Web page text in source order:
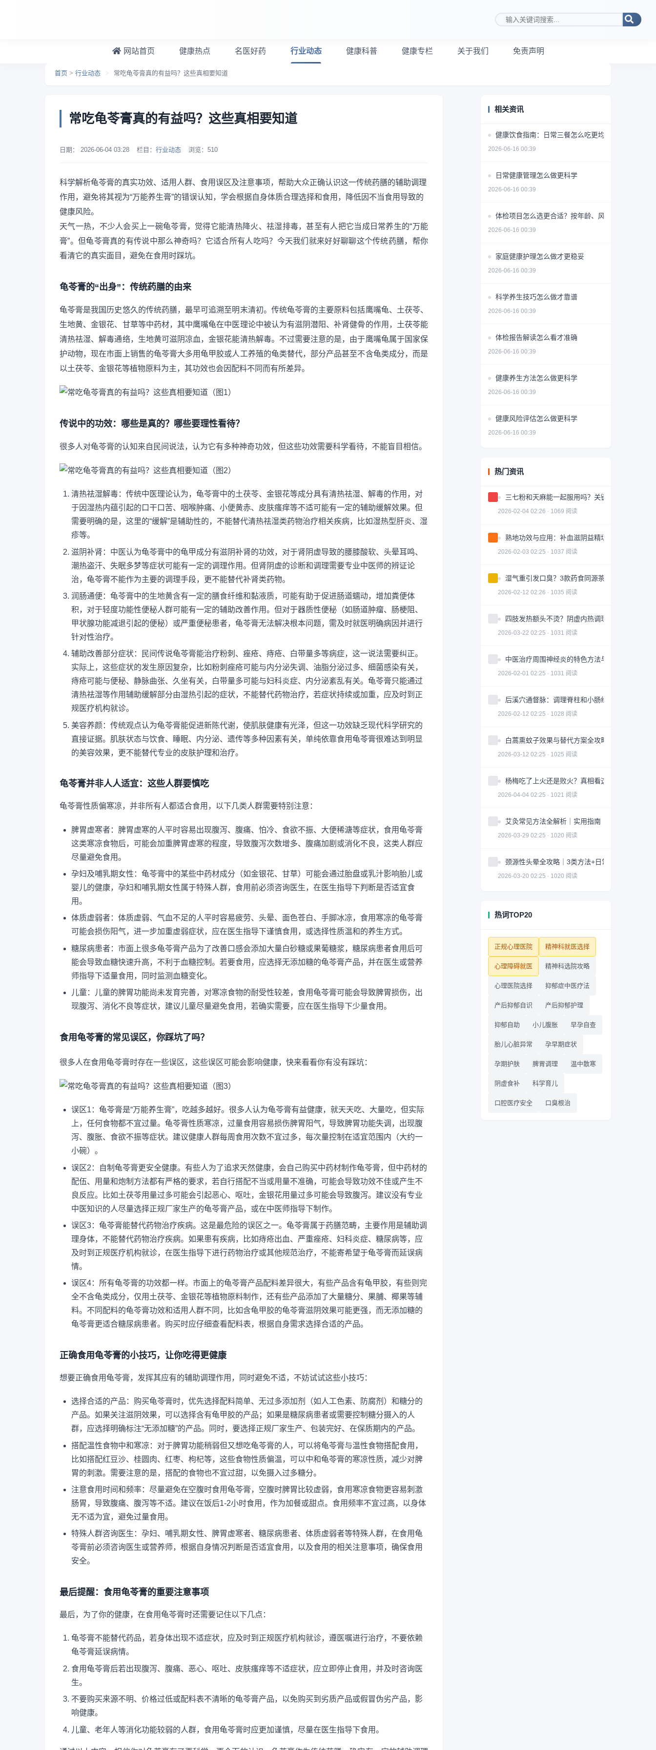
搜索关键词
网站首页 健康热点 名医好药 行业动态 健康科普 健康专栏 关于我们 免责声明
首页 > 行业动态 > 常吃龟苓膏真的有益吗？这些真相要知道
常吃龟苓膏真的有益吗？这些真相要知道
日期： 2026-06-04 03:28 栏目： 行业动态 浏览： 510
科学解析龟苓膏的真实功效、适用人群、食用误区及注意事项，帮助大众正确认识这一传统药膳的辅助调理
作用，避免将其视为“万能养生膏”的错误认知，学会根据自身体质合理选择和食用，降低因不当食用导致的
健康风险。
天气一热，不少人会买上一碗龟苓膏，觉得它能清热降火、祛湿排毒，甚至有人把它当成日常养生的“万能
膏”。但龟苓膏真的有传说中那么神奇吗？它适合所有人吃吗？今天我们就来好好聊聊这个传统药膳，帮你
看清它的真实面目，避免在食用时踩坑。
龟苓膏的“出身”：传统药膳的由来
龟苓膏是我国历史悠久的传统药膳，最早可追溯至明末清初。传统龟苓膏的主要原料包括鹰嘴龟、土茯苓、
生地黄、金银花、甘草等中药材，其中鹰嘴龟在中医理论中被认为有滋阴潜阳、补肾健骨的作用，土茯苓能
清热祛湿、解毒通络，生地黄可滋阴凉血，金银花能清热解毒。不过需要注意的是，由于鹰嘴龟属于国家保
护动物，现在市面上销售的龟苓膏大多用龟甲胶或人工养殖的龟类替代，部分产品甚至不含龟类成分，而是
以土茯苓、金银花等植物原料为主，其功效也会因配料不同而有所差异。
传说中的功效：哪些是真的？哪些要理性看待？
很多人对龟苓膏的认知来自民间说法，认为它有多种神奇功效，但这些功效需要科学看待，不能盲目相信。
清热祛湿解毒：传统中医理论认为，龟苓膏中的土茯苓、金银花等成分具有清热祛湿、解毒的作用，对
于因湿热内蕴引起的口干口苦、咽喉肿痛、小便黄赤、皮肤瘙痒等不适可能有一定的辅助缓解效果。但
需要明确的是，这里的“缓解”是辅助性的，不能替代清热祛湿类药物治疗相关疾病，比如湿热型肝炎、湿
疹等。
滋阴补肾：中医认为龟苓膏中的龟甲成分有滋阴补肾的功效，对于肾阴虚导致的腰膝酸软、头晕耳鸣、
潮热盗汗、失眠多梦等症状可能有一定的调理作用。但肾阴虚的诊断和调理需要专业中医师的辨证论
治，龟苓膏不能作为主要的调理手段，更不能替代补肾类药物。
润肠通便：龟苓膏中的生地黄含有一定的膳食纤维和黏液质，可能有助于促进肠道蠕动，增加粪便体
积，对于轻度功能性便秘人群可能有一定的辅助改善作用。但对于器质性便秘（如肠道肿瘤、肠梗阻、
甲状腺功能减退引起的便秘）或严重便秘患者，龟苓膏无法解决根本问题，需及时就医明确病因并进行
针对性治疗。
辅助改善部分症状：民间传说龟苓膏能治疗粉刺、痤疮、痔疮、白带量多等病症，这一说法需要纠正。
实际上，这些症状的发生原因复杂，比如粉刺痤疮可能与内分泌失调、油脂分泌过多、细菌感染有关，
痔疮可能与便秘、静脉曲张、久坐有关，白带量多可能与妇科炎症、内分泌紊乱有关。龟苓膏只能通过
清热祛湿等作用辅助缓解部分由湿热引起的症状，不能替代药物治疗，若症状持续或加重，应及时到正
规医疗机构就诊。
美容养颜：传统观点认为龟苓膏能促进新陈代谢，使肌肤健康有光泽，但这一功效缺乏现代科学研究的
直接证据。肌肤状态与饮食、睡眠、内分泌、遗传等多种因素有关，单纯依靠食用龟苓膏很难达到明显
的美容效果，更不能替代专业的皮肤护理和治疗。
龟苓膏并非人人适宜：这些人群要慎吃
龟苓膏性质偏寒凉，并非所有人都适合食用，以下几类人群需要特别注意：
脾胃虚寒者：脾胃虚寒的人平时容易出现腹泻、腹痛、怕冷、食欲不振、大便稀溏等症状，食用龟苓膏
这类寒凉食物后，可能会加重脾胃虚寒的程度，导致腹泻次数增多、腹痛加剧或消化不良，这类人群应
尽量避免食用。
孕妇及哺乳期女性：龟苓膏中的某些中药材成分（如金银花、甘草）可能会通过胎盘或乳汁影响胎儿或
婴儿的健康，孕妇和哺乳期女性属于特殊人群，食用前必须咨询医生，在医生指导下判断是否适宜食
用。
体质虚弱者：体质虚弱、气血不足的人平时容易疲劳、头晕、面色苍白、手脚冰凉，食用寒凉的龟苓膏
可能会损伤阳气，进一步加重虚弱症状，应在医生指导下谨慎食用，或选择性质温和的养生方式。
糖尿病患者：市面上很多龟苓膏产品为了改善口感会添加大量白砂糖或果葡糖浆，糖尿病患者食用后可
能会导致血糖快速升高，不利于血糖控制。若要食用，应选择无添加糖的龟苓膏产品，并在医生或营养
师指导下适量食用，同时监测血糖变化。
儿童：儿童的脾胃功能尚未发育完善，对寒凉食物的耐受性较差，食用龟苓膏可能会导致脾胃损伤，出
现腹泻、消化不良等症状，建议儿童尽量避免食用，若确实需要，应在医生指导下少量食用。
食用龟苓膏的常见误区，你踩坑了吗？
很多人在食用龟苓膏时存在一些误区，这些误区可能会影响健康，快来看看你有没有踩坑：
误区1：龟苓膏是“万能养生膏”，吃越多越好。很多人认为龟苓膏有益健康，就天天吃、大量吃，但实际
上，任何食物都不宜过量。龟苓膏性质寒凉，过量食用容易损伤脾胃阳气，导致脾胃功能失调，出现腹
泻、腹胀、食欲不振等症状。建议健康人群每周食用次数不宜过多，每次量控制在适宜范围内（大约一
小碗）。
误区2：自制龟苓膏更安全健康。有些人为了追求天然健康，会自己购买中药材制作龟苓膏，但中药材的
配伍、用量和炮制方法都有严格的要求，若自行搭配不当或用量不准确，可能会导致功效不佳或产生不
良反应。比如土茯苓用量过多可能会引起恶心、呕吐，金银花用量过多可能会导致腹泻。建议没有专业
中医知识的人尽量选择正规厂家生产的龟苓膏产品，或在中医师指导下制作。
误区3：龟苓膏能替代药物治疗疾病。这是最危险的误区之一。龟苓膏属于药膳范畴，主要作用是辅助调
理身体，不能替代药物治疗疾病。如果患有疾病，比如痔疮出血、严重痤疮、妇科炎症、糖尿病等，应
及时到正规医疗机构就诊，在医生指导下进行药物治疗或其他规范治疗，不能寄希望于龟苓膏而延误病
情。
误区4：所有龟苓膏的功效都一样。市面上的龟苓膏产品配料差异很大，有些产品含有龟甲胶，有些则完
全不含龟类成分，仅用土茯苓、金银花等植物原料制作，还有些产品添加了大量糖分、果脯、椰果等辅
料。不同配料的龟苓膏功效和适用人群不同，比如含龟甲胶的龟苓膏滋阴效果可能更强，而无添加糖的
龟苓膏更适合糖尿病患者。购买时应仔细查看配料表，根据自身需求选择合适的产品。
正确食用龟苓膏的小技巧，让你吃得更健康
想要正确食用龟苓膏，发挥其应有的辅助调理作用，同时避免不适，不妨试试这些小技巧：
选择合适的产品：购买龟苓膏时，优先选择配料简单、无过多添加剂（如人工色素、防腐剂）和糖分的
产品。如果关注滋阴效果，可以选择含有龟甲胶的产品；如果是糖尿病患者或需要控制糖分摄入的人
群，应选择明确标注“无添加糖”的产品。同时，要选择正规厂家生产、包装完好、在保质期内的产品。
搭配温性食物中和寒凉：对于脾胃功能稍弱但又想吃龟苓膏的人，可以将龟苓膏与温性食物搭配食用，
比如搭配红豆沙、桂圆肉、红枣、枸杞等，这些食物性质偏温，可以中和龟苓膏的寒凉性质，减少对脾
胃的刺激。需要注意的是，搭配的食物也不宜过甜，以免摄入过多糖分。
注意食用时间和频率：尽量避免在空腹时食用龟苓膏，空腹时脾胃比较虚弱，食用寒凉食物更容易刺激
肠胃，导致腹痛、腹泻等不适。建议在饭后1-2小时食用，作为加餐或甜点。食用频率不宜过高，以身体
无不适为宜，避免过量食用。
特殊人群咨询医生：孕妇、哺乳期女性、脾胃虚寒者、糖尿病患者、体质虚弱者等特殊人群，在食用龟
苓膏前必须咨询医生或营养师，根据自身情况判断是否适宜食用，以及食用的相关注意事项，确保食用
安全。
最后提醒：食用龟苓膏的重要注意事项
最后，为了你的健康，在食用龟苓膏时还需要记住以下几点：
龟苓膏不能替代药品，若身体出现不适症状，应及时到正规医疗机构就诊，遵医嘱进行治疗，不要依赖
龟苓膏延误病情。
食用龟苓膏后若出现腹泻、腹痛、恶心、呕吐、皮肤瘙痒等不适症状，应立即停止食用，并及时咨询医
生。
不要购买来源不明、价格过低或配料表不清晰的龟苓膏产品，以免购买到劣质产品或假冒伪劣产品，影
响健康。
儿童、老年人等消化功能较弱的人群，食用龟苓膏时应更加谨慎，尽量在医生指导下食用。
相关资讯
健康饮食指南：日常三餐怎么吃更均衡
2026-06-16 00:39
日常健康管理怎么做更科学
2026-06-16 00:39
体检项目怎么选更合适？按年龄、风险和需求做判断
2026-06-16 00:39
家庭健康护理怎么做才更稳妥
2026-06-16 00:39
科学养生技巧怎么做才靠谱
2026-06-16 00:39
体检报告解读怎么看才准确
2026-06-16 00:39
健康养生方法怎么做更科学
2026-06-16 00:39
健康风险评估怎么做更科学
2026-06-16 00:39
热门资讯
三七粉和天麻能一起服用吗？关键问题解答
2026-02-04 02:26 · 1069 阅读
熟地功效与应用：补血滋阴益精填髓的中药详解
2026-02-03 02:25 · 1037 阅读
湿气重引发口臭？3款药食同源茶饮助你调理
2026-02-12 02:26 · 1035 阅读
四肢发热额头不烫？阴虚内热调理全攻略
2026-03-22 02:25 · 1031 阅读
中医治疗周围神经炎的特色方法与注意事项
2026-02-01 02:25 · 1031 阅读
后溪穴通督脉：调理脊柱和小肠经问题
2026-02-12 02:25 · 1028 阅读
白蒿熏蚊子效果与替代方案全攻略｜科学防蚊指南
2026-03-12 02:25 · 1025 阅读
杨梅吃了上火还是败火？真相看这3点｜食用指南
2026-04-04 02:25 · 1021 阅读
艾灸常见方法全解析｜实用指南
2026-03-29 02:25 · 1020 阅读
颈源性头晕全攻略｜3类方法+日常调整科学缓解
2026-03-20 02:25 · 1020 阅读
热词TOP20
正规心理医院 精神科就医选择
心理障碍就医 精神科选院攻略
心理医院选择 抑郁症中医疗法
产后抑郁自识 产后抑郁护理
抑郁自助 小儿腹胀 早孕自查
胎儿心脏异常 孕早期症状
孕期护肤 脾胃调理 温中散寒
阴虚食补 科学育儿
口腔医疗安全 口臭根治